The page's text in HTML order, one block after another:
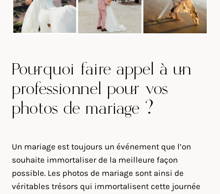
Pourquoi faire appel à un
professionnel pour vos
photos de mariage ?
Un mariage est toujours un événement que l’on
souhaite immortaliser de la meilleure façon
possible. Les photos de mariage sont ainsi de
véritables trésors qui immortalisent cette journée